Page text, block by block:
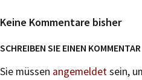
Keine Kommentare bisher
SCHREIBEN SIE EINEN KOMMENTAR
Sie müssen angemeldetsein,